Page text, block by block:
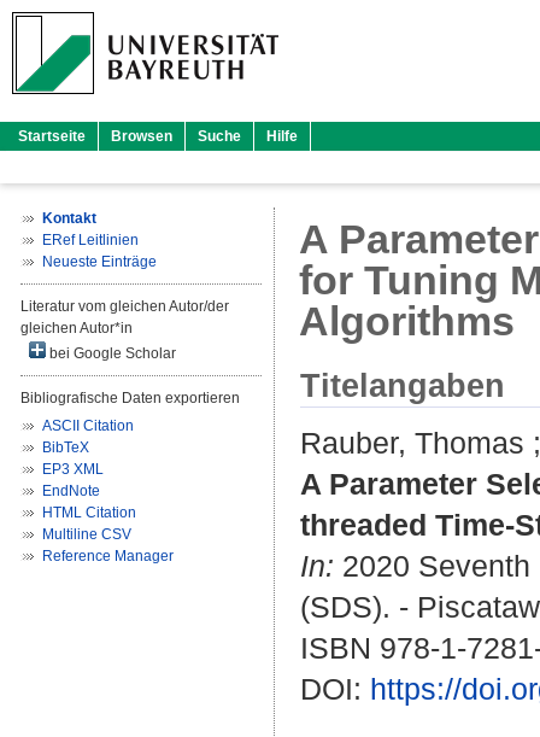
Startseite Browsen Suche Hilfe
Kontakt
ERef Leitlinien
Neueste Einträge
Literatur vom gleichen Autor/der
gleichen Autor*in
bei Google Scholar
Bibliografische Daten exportieren
ASCII Citation
BibTeX
EP3 XML
EndNote
HTML Citation
Multiline CSV
Reference Manager
A
for Tuning
Algorithms
Titelangaben
Rauber, Thomas
A Parameter
threaded Time-
In: 2020
(SDS). -
ISBN 978-1-
DOI: https://